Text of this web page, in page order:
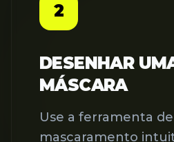
2
DESENHAR
MÁSCARA
Use a ferramenta de
mascaramento